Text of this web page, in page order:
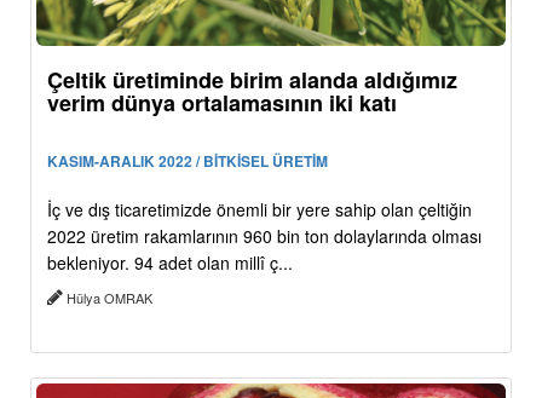
Çeltik üretiminde birim alanda aldığımız
verim dünya ortalamasının iki katı
KASIM-ARALIK 2022 / BİTKİSEL ÜRETİM
İç ve dış ticaretimizde önemli bir yere sahip olan çeltiğin
2022 üretim rakamlarının 960 bin ton dolaylarında olması
bekleniyor. 94 adet olan millî ç...
Hülya OMRAK